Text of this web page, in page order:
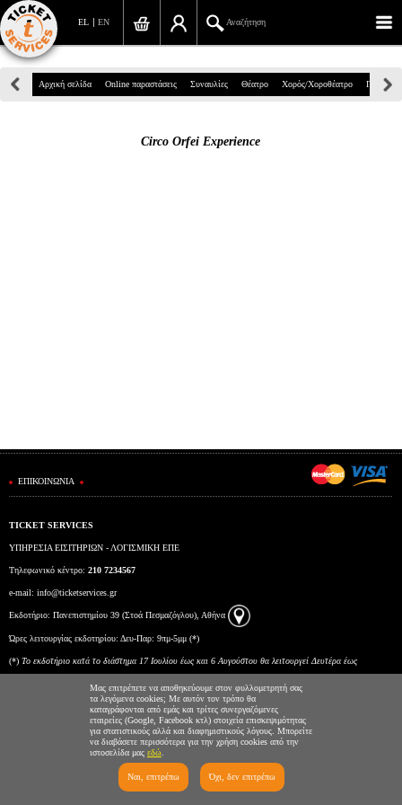
EN
EL Αναζήτηση
Πανεπιστημίου 39, Αθήνα
info@ticketservices.gr
Αρχική σελίδα Online παραστάσεις Συναυλίες Θέατρο Χορός/Χοροθέατρο Παιδικά
Circo Orfei Experience
ΕΠΙΚΟΙΝΩΝΙΑ
TICKET SERVICES
ΥΠΗΡΕΣΙΑ ΕΙΣΙΤΗΡΙΩΝ - ΛΟΓΙΣΜΙΚΗ ΕΠΕ
Τηλεφωνικό κέντρο: 210 7234567
e-mail: info@ticketservices.gr
Εκδοτήριο: Πανεπιστημίου 39 (Στοά Πεσμαζόγλου), Αθήνα
Ώρες λειτουργίας εκδοτηρίου: Δευ-Παρ: 9πμ-5μμ (*)
(*) To εκδοτήριο κατά το διάστημα 17 Ιουλίου έως και 6 Αυγούστου θα λειτουργεί Δευτέρα έως
Παρασκευή από τις 10:00 έως τις 15:00.
Ticketing System by TicketServices.gr
Μας επιτρέπετε να αποθηκεύουμε στον φυλλομετρητή σας
τα λεγόμενα cookies; Με αυτόν τον τρόπο θα
καταγράφονται από εμάς και τρίτες συνεργαζόμενες
εταιρείες (Google, Facebook κτλ) στοιχεία επισκεψιμότητας
για στατιστικούς αλλά και διαφημιστικούς λόγους. Μπορείτε
να διαβάσετε περισσότερα για την χρήση cookies από την
ιστοσελίδα μας εδώ
Ναι, επιτρέπω Όχι, δεν επιτρέπω